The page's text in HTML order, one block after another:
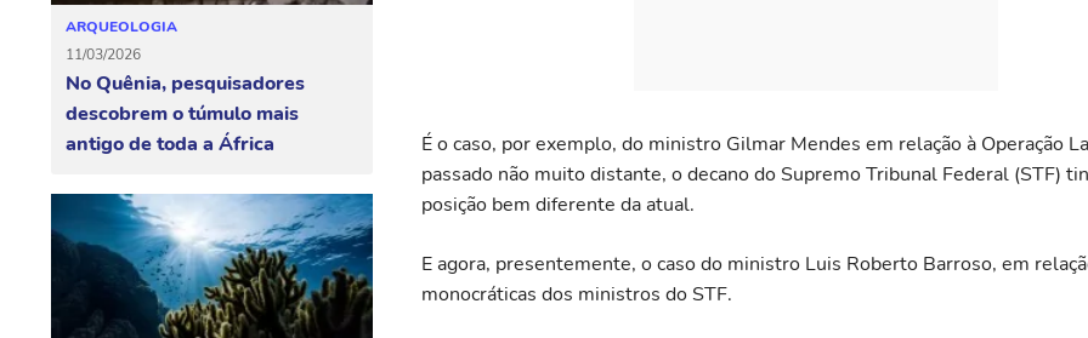
ARQUEOLOGIA
11/03/2026
No Quênia, pesquisadores
descobrem o túmulo mais
antigo de toda a África
É o caso, por exemplo, do ministro Gilmar Mendes em relação à Operação
passado não muito distante, o decano do Supremo Tribunal Federal (STF)
posição bem diferente da atual.
E agora, presentemente, o caso do ministro Luis Roberto Barroso, em
monocráticas dos ministros do STF.